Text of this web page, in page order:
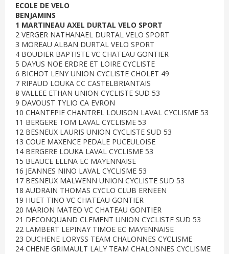
ECOLE DE VELO
BENJAMINS
1 MARTINEAU AXEL DURTAL VELO SPORT
2 VERGER NATHANAEL DURTAL VELO SPORT
3 MOREAU ALBAN DURTAL VELO SPORT
4 BOUDIER BAPTISTE VC CHATEAU GONTIER
5 DAYUS NOE ERDRE ET LOIRE CYCLISTE
6 BICHOT LENY UNION CYCLISTE CHOLET 49
7 RIPAUD LOUKA CC CASTELBRIANTAIS
8 VALLEE ETHAN UNION CYCLISTE SUD 53
9 DAVOUST TYLIO CA EVRON
10 CHANTEPIE CHANTREL LOUISON LAVAL CYCLISME 53
11 BERGERE TOM LAVAL CYCLISME 53
12 BESNEUX LAURIS UNION CYCLISTE SUD 53
13 COUE MAXENCE PEDALE PUCEULOISE
14 BERGERE LOUKA LAVAL CYCLISME 53
15 BEAUCE ELENA EC MAYENNAISE
16 JEANNES NINO LAVAL CYCLISME 53
17 BESNEUX MALWENN UNION CYCLISTE SUD 53
18 AUDRAIN THOMAS CYCLO CLUB ERNEEN
19 HUET TINO VC CHATEAU GONTIER
20 MARION MATEO VC CHATEAU GONTIER
21 DECONQUAND CLEMENT UNION CYCLISTE SUD 53
22 LAMBERT LEPINAY TIMOE EC MAYENNAISE
23 DUCHENE LORYSS TEAM CHALONNES CYCLISME
24 CHENE GRIMAULT LALY TEAM CHALONNES CYCLISME